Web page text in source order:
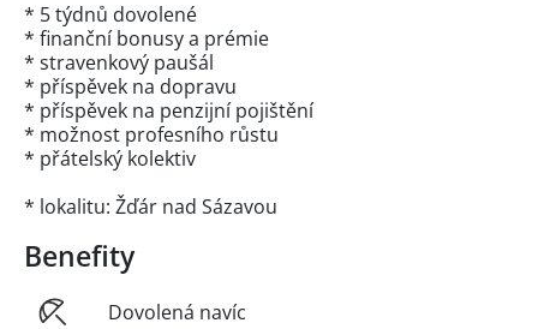
* 5 týdnů dovolené
* finanční bonusy a prémie
* stravenkový paušál
* příspěvek na dopravu
* příspěvek na penzijní pojištění
* možnost profesního růstu
* přátelský kolektiv
* lokalitu: Žďár nad Sázavou
Benefity
Dovolená navíc